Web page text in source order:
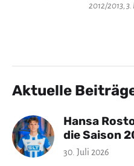
2012/2013,
Aktuelle
Hansa
die Saison
30. Juli 2026